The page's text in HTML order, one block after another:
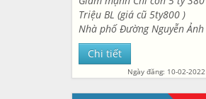
Triệu BL (giá cũ 5ty800 )
Nhà phố Đường Nguyễn Ảnh
Thủ, P. Hiệp Thành, Q12
Diện Tích : 4m x 15m. Thiết
kế 1 trệt 1 lửng 2 lầu. Gồm
Chi tiết
Ngày đăng: 10-02-2022